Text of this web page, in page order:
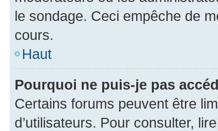
le sondage. Ceci empêche de
cours.
Haut
Pourquoi ne puis-je pas
Certains forums peuvent être
d’utilisateurs. Pour consulter,